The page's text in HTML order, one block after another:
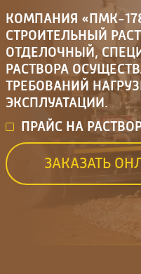
КОМПАНИЯ «ПМК-
СТРОИТЕЛЬНЫЙ
ОТДЕЛОЧНЫЙ,
РАСТВОРА
ТРЕБОВАНИЙ
ЭКСПЛУАТАЦИИ.
ПРАЙС НА
ЗАКАЗАТЬ